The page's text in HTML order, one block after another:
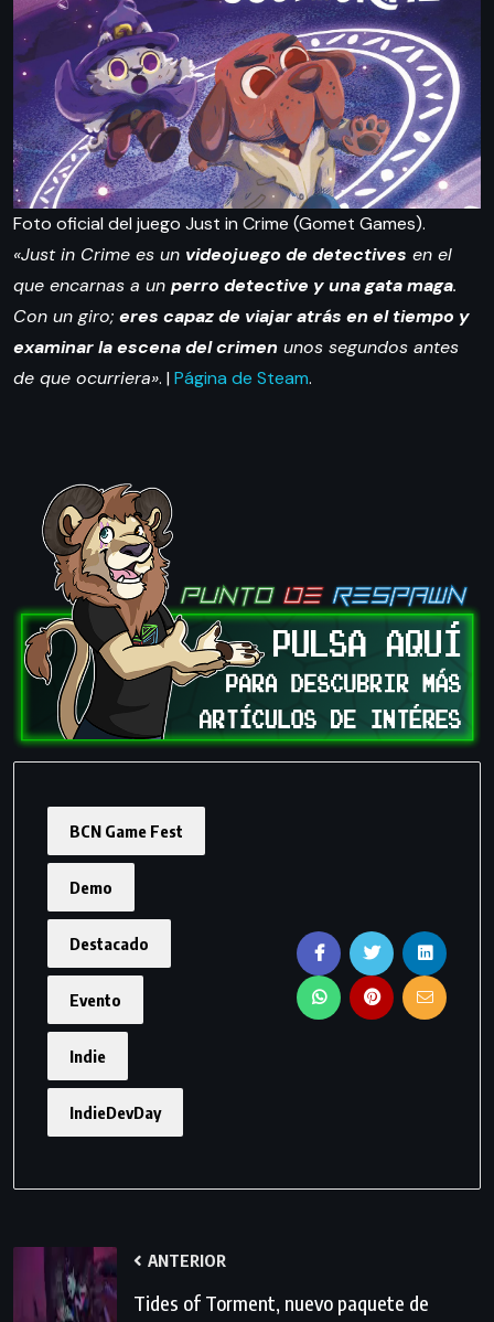
Foto oficial del juego Just in Crime (Gomet Games).
«Just in Crime es un videojuego de detectives en el
que encarnas a un perro detective y una gata maga.
Con un giro; eres capaz de viajar atrás en el tiempo y
examinar la escena del crimen unos segundos antes
de que ocurriera». | Página de Steam.
BCN Game Fest
Demo
Destacado
Evento
Indie
IndieDevDay
ANTERIOR
Tides of Torment, nuevo paquete de